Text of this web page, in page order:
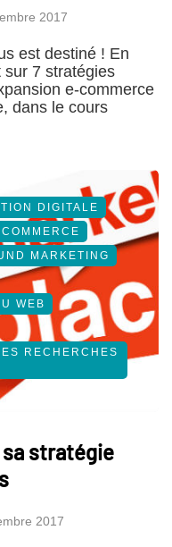
2017
est destiné ! En
7 stratégies
e-commerce
dans le cours
DIGITALE
MARKETING
WEB
RECHERCHES
stratégie
2017